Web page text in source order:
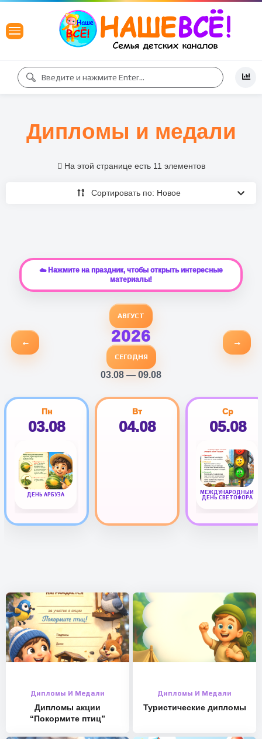
Дипломы и медали
Сортировать по: Новое
На этой странице есть 11 элементов
☁️ Нажмите на праздник, чтобы открыть интересные
материалы!
←
АВГУСТ
2026
СЕГОДНЯ
03.08 — 09.08
→
Пн
03.08
ДЕНЬ АРБУЗА
Вт
04.08
Ср
05.08
МЕЖДУНАРОДНЫЙ
ДЕНЬ СВЕТОФОРА
Дипломы И Медали
Дипломы акции
“Покормите птиц”
Дипломы И Медали
Туристические дипломы